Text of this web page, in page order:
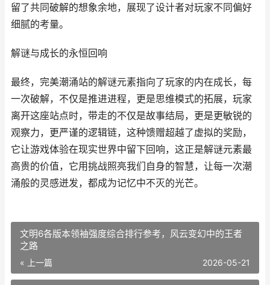
留了共同破解的想象余地，展现了设计者对玩家不同偏好
细腻的考量。
解谜与成长的永恒回响
最终，完美潮涌站的解谜元素指向了玩家的内在成长，每
一次破解，不仅是推进进程，更是思维模式的拓展，玩家
离开这座站点时，带走的不仅是故事结局，更是更敏锐的
观察力，更严谨的逻辑链，这种馈赠超越了虚拟的奖励，
它让游戏体验在现实世界中留下回响，这正是解谜元素最
高贵的价值，它用挑战照亮我们自身的智慧，让每一次潮
涌般的灵感迸发，都成为记忆中不灭的光芒。
文明6各版本领袖强度综合排行参考，风云变幻中的王者
之路
« 上一篇 2026-05-21